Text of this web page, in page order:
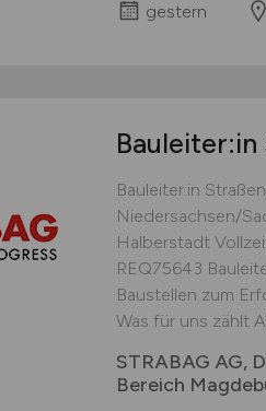
gestern
Bauleiter:in
Niedersachsen/
Halberstadt
REQ75643
Baustellen zum
Was für uns zählt
STRABAG AG,
Bereich